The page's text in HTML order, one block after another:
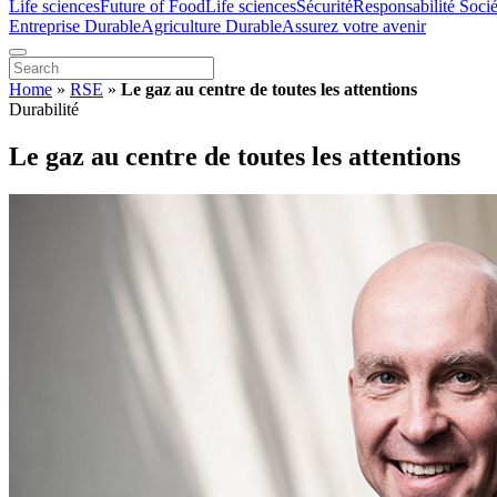
Life sciencesFuture of FoodLife sciencesSécuritéResponsabilité
Entreprise DurableAgriculture DurableAssurez votre avenir
Home » RSE » Le gaz au centre de toutes les attentions
Durabilité
Le gaz au centre de toutes les attentions